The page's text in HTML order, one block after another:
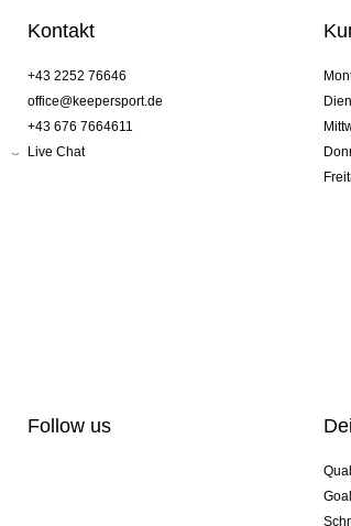
Kontakt
+43 2252 76646
office@keepersport.de
+43 676 7664611
Live Chat
Follow us